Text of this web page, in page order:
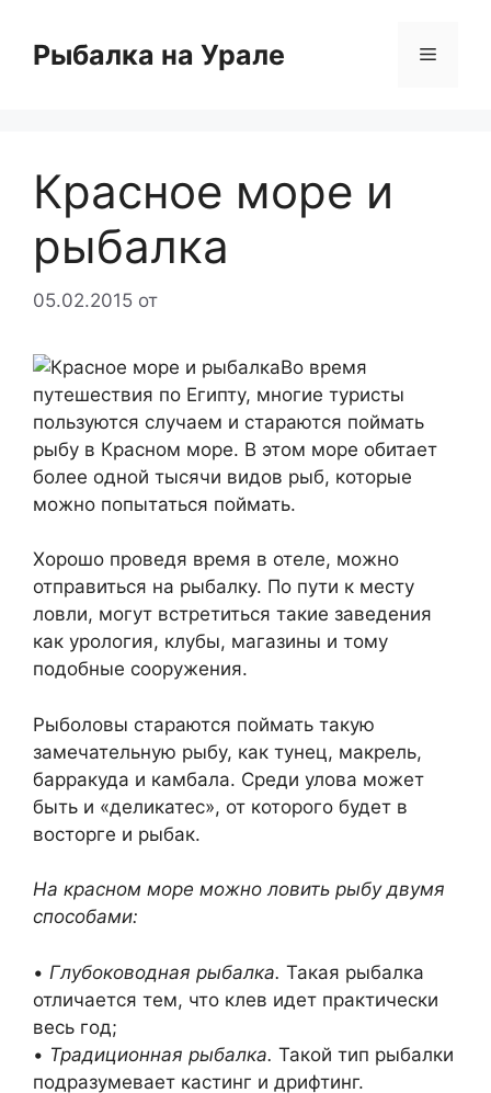
содержимому
Рыбалка на Урале Меню
Красное море и
рыбалка
05.02.2015 от
Во время
путешествия по Египту, многие туристы
пользуются случаем и стараются поймать
рыбу в Красном море. В этом море обитает
более одной тысячи видов рыб, которые
можно попытаться поймать.
Хорошо проведя время в отеле, можно
отправиться на рыбалку. По пути к месту
ловли, могут встретиться такие заведения
как урология, клубы, магазины и тому
подобные сооружения.
Рыболовы стараются поймать такую
замечательную рыбу, как тунец, макрель,
барракуда и камбала. Среди улова может
быть и «деликатес», от которого будет в
восторге и рыбак.
На красном море можно ловить рыбу двумя
способами:
• Глубоководная рыбалка. Такая рыбалка
отличается тем, что клев идет практически
весь год;
• Традиционная рыбалка. Такой тип рыбалки
подразумевает кастинг и дрифтинг.